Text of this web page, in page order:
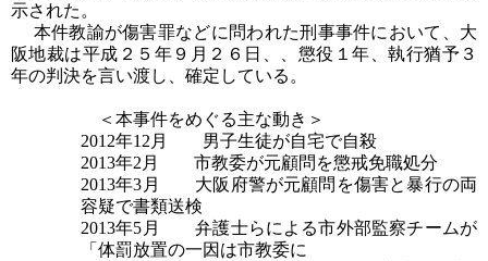
示された。
本件教諭が傷害罪などに問われた刑事事件において、大
阪地裁は平成２５年９月２６日、、懲役１年、執行猶予３
年の判決を言い渡し、確定している。
＜本事件をめぐる主な動き＞
2012年12月 男子生徒が自宅で自殺
2013年2月 市教委が元顧問を懲戒免職処分
2013年3月 大阪府警が元顧問を傷害と暴行の両
容疑で書類送検
2013年5月 弁護士らによる市外部監察チームが
「体罰放置の一因は市教委に